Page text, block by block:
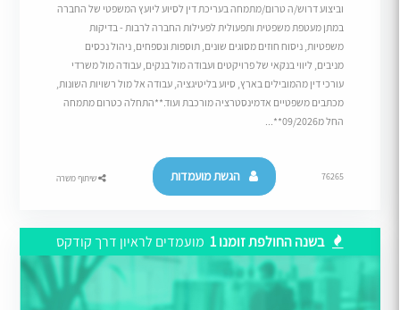
וביצוע דרוש/ה טרום/מתמחה בעריכת דין לסיוע ליועץ המשפטי של החברה
במתן מעטפת משפטית ותפעולית לפעילות החברה לרבות - בדיקות
משפטיות, ניסוח חוזים מסוגים שונים, תוספות ונספחים, ניהול נכסים
מניבים, ליווי בנקאי של פרויקטים ועבודה מול בנקים, עבודה מול משרדי
עורכי דין מהמובילים בארץ, סיוע בליטיגציה, עבודה אל מול רשויות השונות,
מכתבים משפטיים אדמינסטרציה מורכבת ועוד.**התחלה כטרום מתמחה
החל מ09/2026**...
76265 הגשת מועמדות שיתוף משרה
בשנה החולפת זומנו 1 מועמדים לראיון דרך קודקס